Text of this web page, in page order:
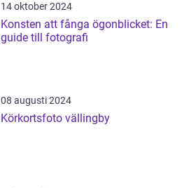
14 oktober 2024
Konsten att fånga ögonblicket: En
guide till fotografi
08 augusti 2024
Körkortsfoto vällingby